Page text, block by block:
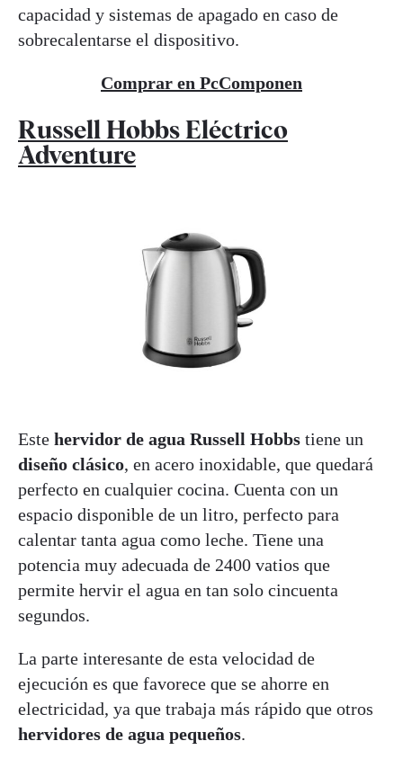
capacidad y sistemas de apagado en caso de
sobrecalentarse el dispositivo.
Comprar en PcComponen
Russell Hobbs Eléctrico
Adventure
Este hervidor de agua Russell Hobbs tiene un
diseño clásico, en acero inoxidable, que quedará
perfecto en cualquier cocina. Cuenta con un
espacio disponible de un litro, perfecto para
calentar tanta agua como leche. Tiene una
potencia muy adecuada de 2400 vatios que
permite hervir el agua en tan solo cincuenta
segundos.
La parte interesante de esta velocidad de
ejecución es que favorece que se ahorre en
electricidad, ya que trabaja más rápido que otros
hervidores de agua pequeños.